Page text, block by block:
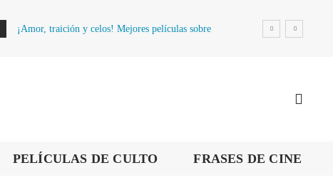
¡Amor, traición y celos! Mejores películas sobre
PELÍCULAS DE CULTO FRASES DE CINE